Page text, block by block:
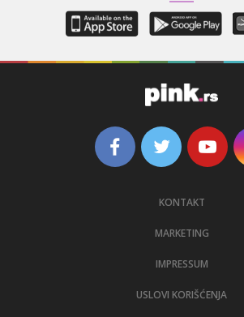
KONTAKT
MARKETING
IMPRESSUM
USLOVI KORIŠĆENJA